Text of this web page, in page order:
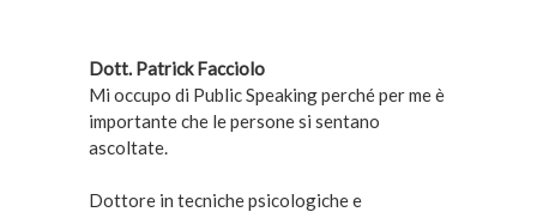
Dott. Patrick Facciolo
Mi occupo di Public Speaking perché per me è
importante che le persone si sentano
ascoltate.
Dottore in tecniche psicologiche e